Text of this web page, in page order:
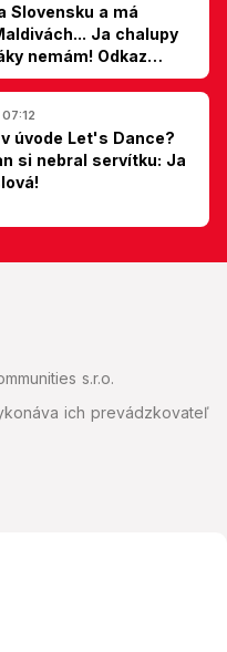
Slovensku a má
Ja chalupy
nemám! Odkaz
úvode Let's Dance?
si nebral servítku: Ja
s.r.o.
ich prevádzkovateľ